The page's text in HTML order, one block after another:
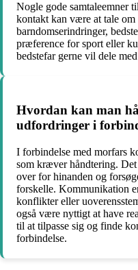
Nogle gode samtaleemner
kontakt kan være at tale om
barndomserindringer,
præference for sport eller
bedstefar gerne vil dele
Hvordan kan man
udfordringer i
I forbindelse med morfars
som kræver håndtering.
over for hinanden og
forskelle. Kommunikation
konflikter eller
også være nyttigt at have
til at tilpasse sig og finde
forbindelse.